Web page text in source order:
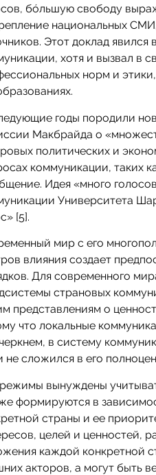
бóльшую свободу
национальных
Этот доклад
хотя и вызвал в
норм и
годы породили
Макбрайда о
политических и
коммуникации, таких
Идея «много
Университета
[5].
мир с его
влияния создает
Для современного
страновых
представлениям о
что локальные
в систему
не сложился в его
вынуждены
формируются в
страны и ее
целей и ценностей,
каждой конкретной
акторов, а могут быть